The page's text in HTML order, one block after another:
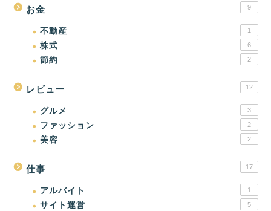
お金 9
不動産 1
株式 6
節約 2
レビュー 12
グルメ 3
ファッション 2
美容 2
仕事 17
アルバイト 1
サイト運営 5